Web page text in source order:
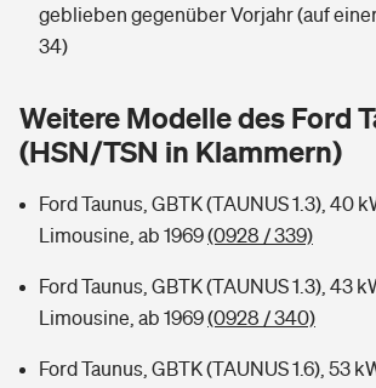
Tools
Hochwasser-Check: Wie gefährdet ist Ihr
Sie haben Fragen?
Handyversicherung
Private Cyberversicherung
Zur Übersicht
Wer versichert was: Jetzt Versicherer finden
Rentenrechner: Wie viel Geld bekomme ich
geblieben gegenüber Vorjahr (auf
34)
Weitere Modelle des Ford
(HSN/TSN in Klammern)
Ford Taunus, GBTK (TAUNUS 1.3), 40
Limousine, ab 1969(0928 / 339)
Ford Taunus, GBTK (TAUNUS 1.3), 43
Limousine, ab 1969(0928 / 340)
Ford Taunus, GBTK (TAUNUS 1.6), 53